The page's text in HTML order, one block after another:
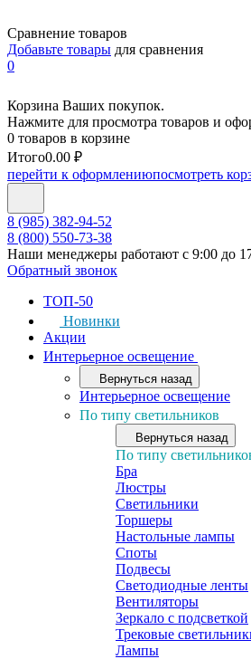
Сравнение товаров
Добавьте товары для сравнения
0
Корзина Ваших покупок.
Нажмите для просмотра товаров и
0 товаров в корзине
Итого0.00 ₽
перейти к оформлениюпосмотреть
8 (985) 382-94-52
8 (800) 550-73-38
Наши менеджеры работают с 9:00 до
Обратный звонок
ТОП-50
Новинки
Акции
Интерьерное освещение
Вернуться назад
Интерьерное освещение
По типу светильников
Вернуться назад
По типу
Бра
Люстры
Светильники
Торшеры
Настольные лампы
Споты
Подвесы
Светодиодные ленты
Вентиляторы
Зеркало с подсветкой
Трековые
Лампы